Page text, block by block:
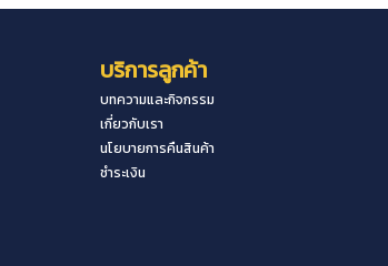
บริการลูกค้า
บทความและกิจกรรม
เกี่ยวกับเรา
นโยบายการคืนสินค้า
ชำระเงิน